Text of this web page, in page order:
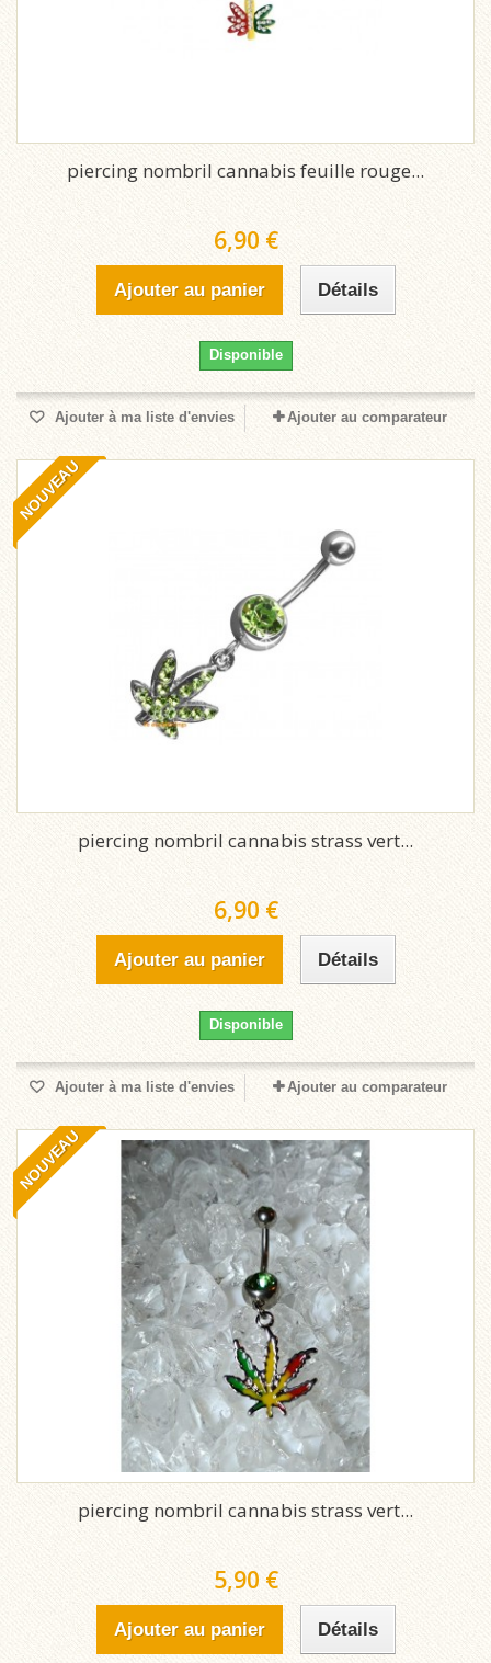
piercing nombril cannabis feuille rouge...
6,90 €
Ajouter au panier Détails
Disponible
Ajouter à ma liste d'envies Ajouter au comparateur
NOUVEAU
piercing nombril cannabis strass vert...
6,90 €
Ajouter au panier Détails
Disponible
Ajouter à ma liste d'envies Ajouter au comparateur
NOUVEAU
piercing nombril cannabis strass vert...
5,90 €
Ajouter au panier Détails